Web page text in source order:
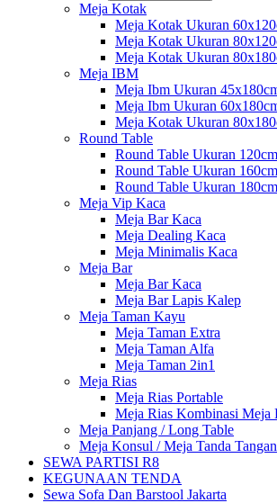
Meja Kotak
Meja Kotak Ukuran
Meja Kotak Ukuran
Meja Kotak Ukuran
Meja IBM
Meja Ibm Ukuran
Meja Ibm Ukuran
Meja Kotak Ukuran
Round Table
Round Table Ukuran 120cm
Round Table Ukuran 160cm
Round Table Ukuran 180cm
Meja Vip Kaca
Meja Bar Kaca
Meja Dealing Kaca
Meja Minimalis Kaca
Meja Bar
Meja Bar Kaca
Meja Bar Lapis Kalep
Meja Taman Kayu
Meja Taman Extra
Meja Taman Alfa
Meja Taman 2in1
Meja Rias
Meja Rias Portable
Meja Rias Kombinasi Meja
Meja Panjang / Long Table
Meja Konsul / Meja Tanda Tangan
SEWA PARTISI R8
KEGUNAAN TENDA
Sewa Sofa Dan Barstool Jakarta